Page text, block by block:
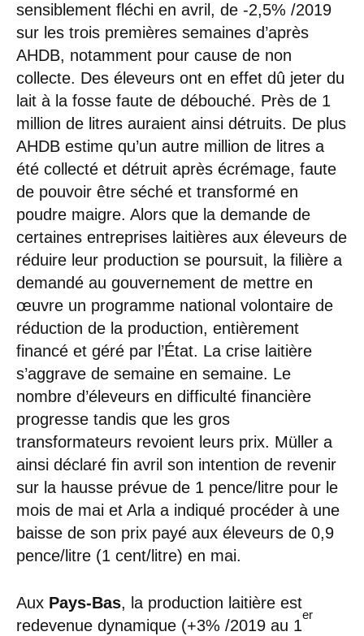
sensiblement fléchi en avril, de -2,5% /2019
sur les trois premières semaines d’après
AHDB, notamment pour cause de non
collecte. Des éleveurs ont en effet dû jeter du
lait à la fosse faute de débouché. Près de 1
million de litres auraient ainsi détruits. De plus
AHDB estime qu’un autre million de litres a
été collecté et détruit après écrémage, faute
de pouvoir être séché et transformé en
poudre maigre. Alors que la demande de
certaines entreprises laitières aux éleveurs de
réduire leur production se poursuit, la filière a
demandé au gouvernement de mettre en
œuvre un programme national volontaire de
réduction de la production, entièrement
financé et géré par l’État. La crise laitière
s’aggrave de semaine en semaine. Le
nombre d’éleveurs en difficulté financière
progresse tandis que les gros
transformateurs revoient leurs prix. Müller a
ainsi déclaré fin avril son intention de revenir
sur la hausse prévue de 1 pence/litre pour le
mois de mai et Arla a indiqué procéder à une
baisse de son prix payé aux éleveurs de 0,9
pence/litre (1 cent/litre) en mai.
Aux Pays-Bas, la production laitière est
redevenue dynamique (+3% /2019 au 1
er